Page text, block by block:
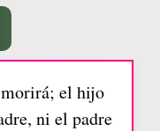
morirá; el hijo
ni el padre